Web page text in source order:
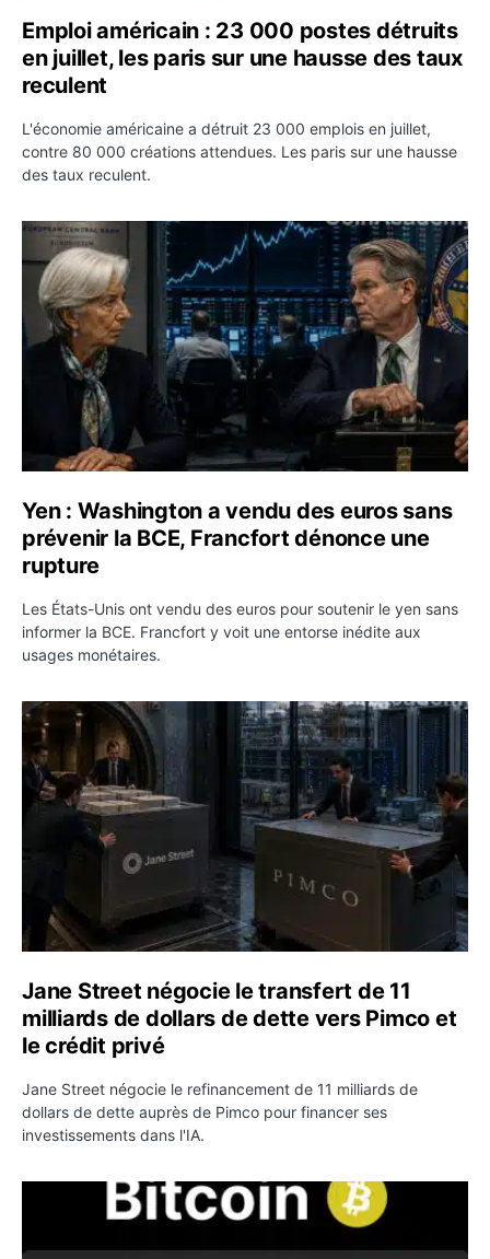
Emploi américain : 23 000 postes détruits
en juillet, les paris sur une hausse des taux
reculent
L'économie américaine a détruit 23 000 emplois en juillet,
contre 80 000 créations attendues. Les paris sur une hausse
des taux reculent.
Yen : Washington a vendu des euros sans prévenir la
Yen : Washington a vendu des euros sans
prévenir la BCE, Francfort dénonce une
rupture
Les États-Unis ont vendu des euros pour soutenir le yen sans
informer la BCE. Francfort y voit une entorse inédite aux
usages monétaires.
Jane Street négocie le transfert de 11 milliards de
Jane Street négocie le transfert de 11
milliards de dollars de dette vers Pimco et
le crédit privé
Jane Street négocie le refinancement de 11 milliards de
dollars de dette auprès de Pimco pour financer ses
investissements dans l'IA.
Bitcoin stagne à 64 000 dollars pendant que les